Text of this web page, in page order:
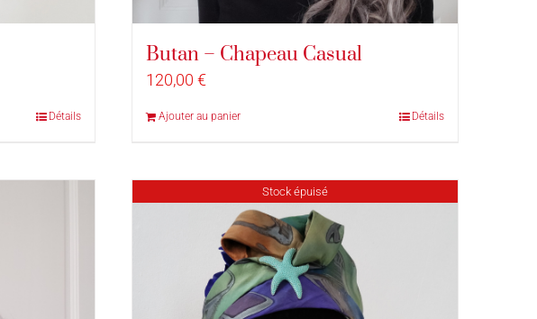
Détails
Butan – Chapeau Casual
120,00 €
Ajouter au panier Détails
Stock épuisé